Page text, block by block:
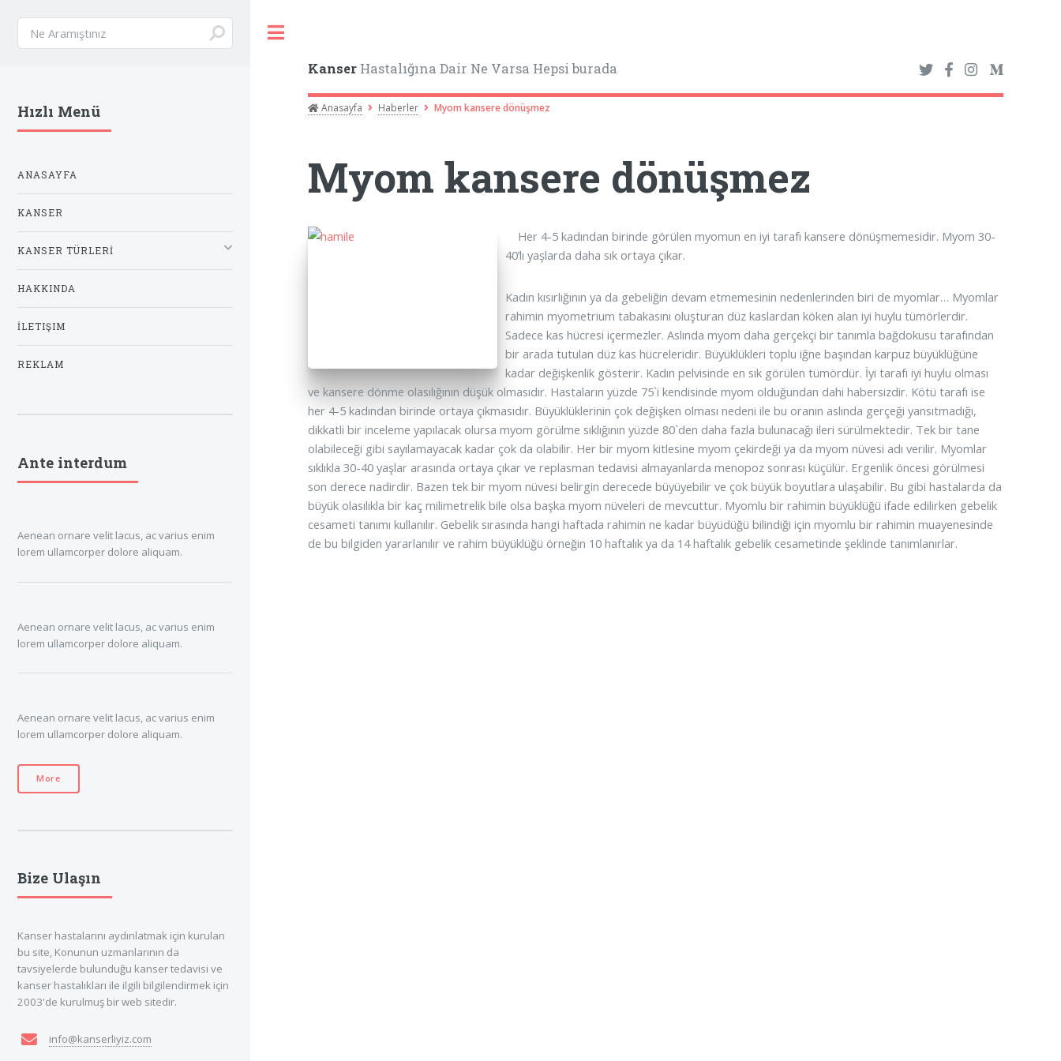
Kanser Hastalığına Dair Ne Varsa Hepsi burada
Anasayfa Haberler Myom kansere dönüşmez
Myom kansere dönüşmez
Her 4-5 kadından birinde görülen myomun en iyi tarafı kansere dönüşmemesidir. Myom 30-
40’lı yaşlarda daha sık ortaya çıkar.
Kadın kısırlığının ya da gebeliğin devam etmemesinin nedenlerinden biri de myomlar… Myomlar
rahimin myometrium tabakasını oluşturan düz kaslardan köken alan iyi huylu tümörlerdir.
Sadece kas hücresi içermezler. Aslında myom daha gerçekçi bir tanımla bağdokusu tarafından
bir arada tutulan düz kas hücreleridir. Büyüklükleri toplu iğne başından karpuz büyüklüğüne
kadar değişkenlik gösterir. Kadın pelvisinde en sık görülen tümördür. İyi tarafı iyi huylu olması
ve kansere dönme olasılığının düşük olmasıdır. Hastaların yüzde 75`i kendisinde myom olduğundan dahi habersizdir. Kötü tarafı ise
her 4-5 kadından birinde ortaya çıkmasıdır. Büyüklüklerinin çok değişken olması nedeni ile bu oranın aslında gerçeği yansıtmadığı,
dikkatli bir inceleme yapılacak olursa myom görülme sıklığının yüzde 80`den daha fazla bulunacağı ileri sürülmektedir. Tek bir tane
olabileceği gibi sayılamayacak kadar çok da olabilir. Her bir myom kitlesine myom çekirdeği ya da myom nüvesi adı verilir. Myomlar
sıklıkla 30-40 yaşlar arasında ortaya çıkar ve replasman tedavisi almayanlarda menopoz sonrası küçülür. Ergenlik öncesi görülmesi
son derece nadirdir. Bazen tek bir myom nüvesi belirgin derecede büyüyebilir ve çok büyük boyutlara ulaşabilir. Bu gibi hastalarda da
büyük olasılıkla bir kaç milimetrelik bile olsa başka myom nüveleri de mevcuttur. Myomlu bir rahimin büyüklüğü ifade edilirken gebelik
cesameti tanımı kullanılır. Gebelik sırasında hangi haftada rahimin ne kadar büyüdüğü bilindiği için myomlu bir rahimin muayenesinde
de bu bilgiden yararlanılır ve rahim büyüklüğü örneğin 10 haftalık ya da 14 haftalık gebelik cesametinde şeklinde tanımlanırlar.
Hızlı Menü
ANASAYFA
KANSER
KANSER TÜRLERİ
HAKKINDA
İLETIŞIM
REKLAM
Ante interdum
Aenean ornare velit lacus, ac varius enim
lorem ullamcorper dolore aliquam.
Aenean ornare velit lacus, ac varius enim
lorem ullamcorper dolore aliquam.
Aenean ornare velit lacus, ac varius enim
lorem ullamcorper dolore aliquam.
More
Bize Ulaşın
Kanser hastalarını aydınlatmak için kurulan
bu site, Konunun uzmanlarının da
tavsiyelerde bulunduğu kanser tedavisi ve
kanser hastalıkları ile ilgili bilgilendirmek için
2003'de kurulmuş bir web sitedir.
info@kanserliyiz.com